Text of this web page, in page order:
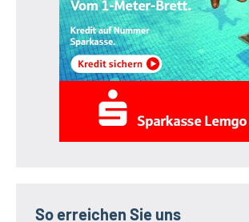
So erreichen Sie uns